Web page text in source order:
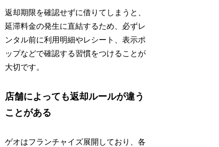
返却期限を確認せずに借りてしまうと、
延滞料金の発生に直結するため、必ずレ
ンタル前に利用明細やレシート、表示ポ
ップなどで確認する習慣をつけることが
大切です。
店舗によっても返却ルールが違う
ことがある
ゲオはフランチャイズ展開しており、各